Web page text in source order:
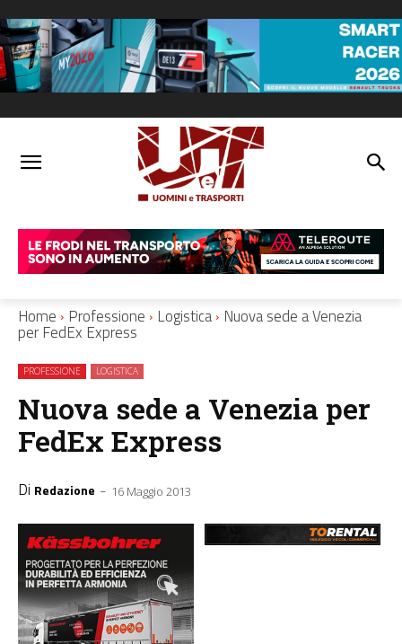
Home Professione Logistica Nuova sede a Venezia
per FedEx Express
PROFESSIONE LOGISTICA
Nuova sede a Venezia per
FedEx Express
Di Redazione - 16 Maggio 2013